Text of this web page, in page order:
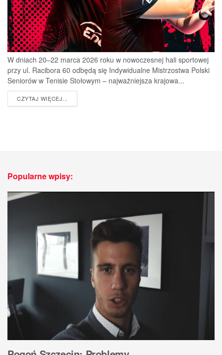
W dniach 20–22 marca 2026 roku w nowoczesnej hali sportowej
przy ul. Racibora 60 odbędą się Indywidualne Mistrzostwa Polski
Seniorów w Tenisie Stołowym – najważniejsza krajowa...
CZYTAJ WIĘCEJ...
Popularne wpisy: